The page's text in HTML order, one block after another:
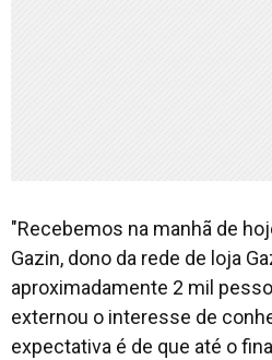
"Recebemos na manhã de
Gazin, dono da rede de loja
aproximadamente 2 mil
externou o interesse de
expectativa é de que até o